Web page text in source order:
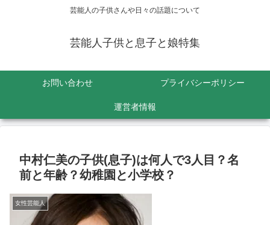
芸能人の子供さんや日々の話題について
芸能人子供と息子と娘特集
お問い合わせ プライバシーポリシー
運営者情報
中村仁美の子供(息子)は何人で3人目？名
前と年齢？幼稚園と小学校？
女性芸能人